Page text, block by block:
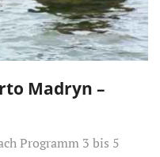
Madryn –
Programm 3 bis 5